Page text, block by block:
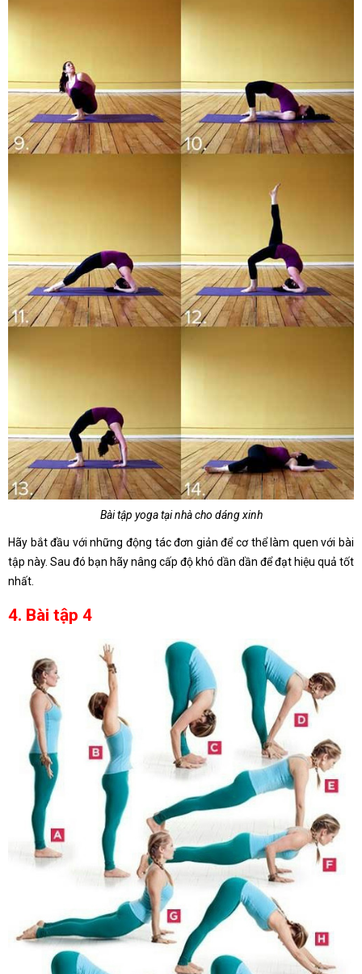
Bài tập yoga tại nhà cho dáng xinh
Hãy bắt đầu với những động tác đơn giản để cơ thể làm quen với bài
tập này. Sau đó bạn hãy nâng cấp độ khó dần dần để đạt hiệu quả tốt
nhất.
4. Bài tập 4